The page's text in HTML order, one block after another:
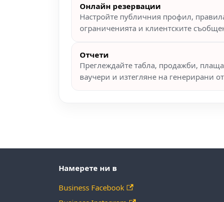
Онлайн резервации
Настройте публичния профил,
ограниченията и клиентските
Отчети
Преглеждайте табла, продажби,
ваучери и изтегляне на генерирани
Намерете ни в
Business Facebook